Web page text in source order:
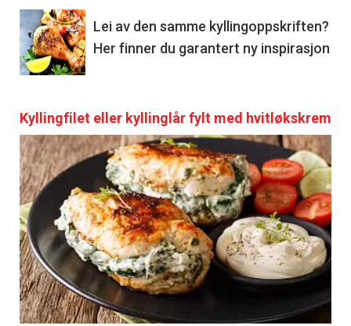
Lei av den samme kyllingoppskriften?
Her finner du garantert ny inspirasjon
Kyllingfilet eller kyllinglår fylt med hvitløkskrem